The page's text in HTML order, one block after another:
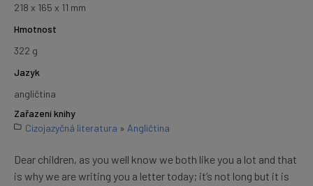
218 x 165 x 11 mm
Hmotnost
322 g
Jazyk
angličtina
Zařazení knihy
Cizojazyčná literatura » Angličtina
Dear children, as you well know we both like you a lot and that
is why we are writing you a letter today; it’s not long but it is